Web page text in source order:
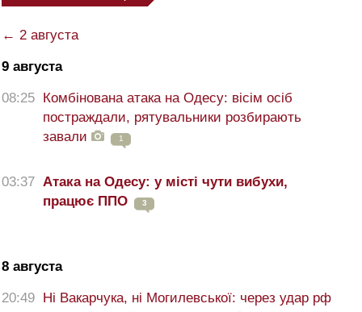
← 2 августа
9 августа
08:25 Комбінована атака на Одесу: вісім осіб
постраждали, рятувальники розбирають
завали
1
03:37 Атака на Одесу: у місті чути вибухи,
працює ППО
3
8 августа
20:49 Ні Вакарчука, ні Могилевської: через удар рф